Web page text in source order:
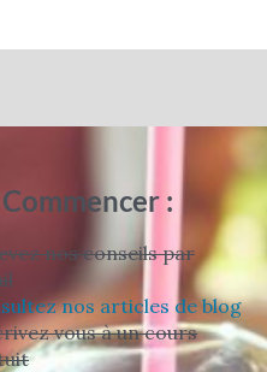
:
nos conseils par
nos articles de blog
vous à un cours